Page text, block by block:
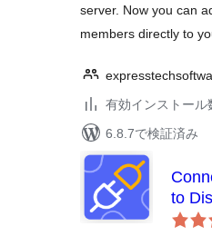
server. Now you can
members directly to
有効インストール
6.8.7で検証済み
to